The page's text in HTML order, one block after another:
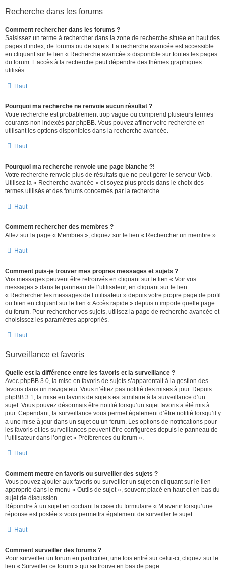
Recherche dans les forums
Comment rechercher dans les forums ?
Saisissez un terme à rechercher dans la zone de recherche située en haut des
pages d’index, de forums ou de sujets. La recherche avancée est accessible
en cliquant sur le lien « Recherche avancée » disponible sur toutes les pages
du forum. L’accès à la recherche peut dépendre des thèmes graphiques
utilisés.
Haut
Pourquoi ma recherche ne renvoie aucun résultat ?
Votre recherche est probablement trop vague ou comprend plusieurs termes
courants non indexés par phpBB. Vous pouvez affiner votre recherche en
utilisant les options disponibles dans la recherche avancée.
Haut
Pourquoi ma recherche renvoie une page blanche ?!
Votre recherche renvoie plus de résultats que ne peut gérer le serveur Web.
Utilisez la « Recherche avancée » et soyez plus précis dans le choix des
termes utilisés et des forums concernés par la recherche.
Haut
Comment rechercher des membres ?
Allez sur la page « Membres », cliquez sur le lien « Rechercher un membre ».
Haut
Comment puis-je trouver mes propres messages et sujets ?
Vos messages peuvent être retrouvés en cliquant sur le lien « Voir vos
messages » dans le panneau de l’utilisateur, en cliquant sur le lien
« Rechercher les messages de l’utilisateur » depuis votre propre page de profil
ou bien en cliquant sur le lien « Accès rapide » depuis n’importe quelle page
du forum. Pour rechercher vos sujets, utilisez la page de recherche avancée et
choisissez les paramètres appropriés.
Haut
Surveillance et favoris
Quelle est la différence entre les favoris et la surveillance ?
Avec phpBB 3.0, la mise en favoris de sujets s’apparentait à la gestion des
favoris dans un navigateur. Vous n’étiez pas notifié des mises à jour. Depuis
phpBB 3.1, la mise en favoris de sujets est similaire à la surveillance d’un
sujet. Vous pouvez désormais être notifié lorsqu’un sujet favoris a été mis à
jour. Cependant, la surveillance vous permet également d’être notifié lorsqu’il y
a une mise à jour dans un sujet ou un forum. Les options de notifications pour
les favoris et les surveillances peuvent être configurées depuis le panneau de
l’utilisateur dans l’onglet « Préférences du forum ».
Haut
Comment mettre en favoris ou surveiller des sujets ?
Vous pouvez ajouter aux favoris ou surveiller un sujet en cliquant sur le lien
approprié dans le menu « Outils de sujet », souvent placé en haut et en bas du
sujet de discussion.
Répondre à un sujet en cochant la case du formulaire « M’avertir lorsqu’une
réponse est postée » vous permettra également de surveiller le sujet.
Haut
Comment surveiller des forums ?
Pour surveiller un forum en particulier, une fois entré sur celui-ci, cliquez sur le
lien « Surveiller ce forum » qui se trouve en bas de page.